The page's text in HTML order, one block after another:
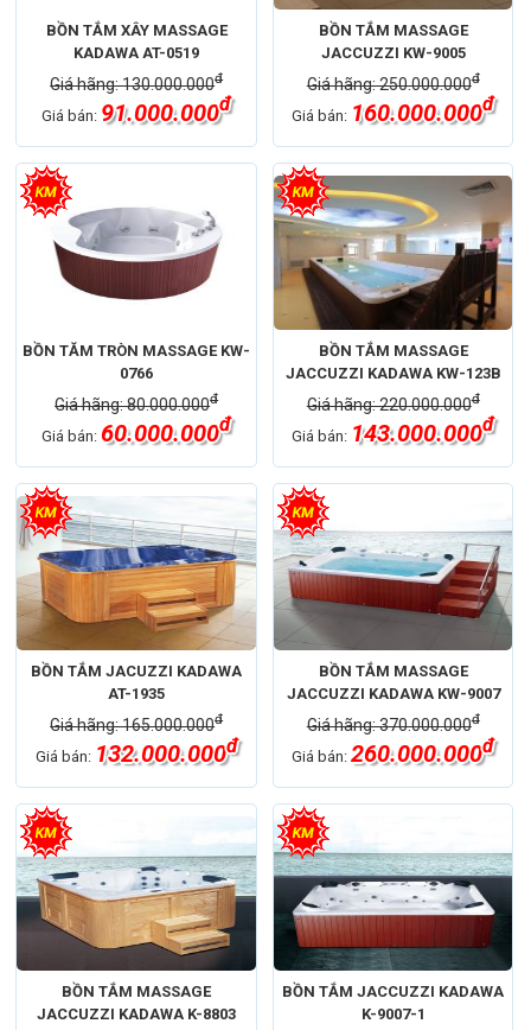
BỒN TẮM XÂY MASSAGE
KADAWA AT-0519
Giá hãng: 130.000.000đ
Giá bán: 91.000.000đ
BỒN TẮM MASSAGE
JACCUZZI KW-9005
Giá hãng: 250.000.000đ
Giá bán: 160.000.000đ
BỒN TĂM TRÒN MASSAGE KW-
0766
Giá hãng: 80.000.000đ
Giá bán:60.000.000đ
BỒN TẮM MASSAGE
JACCUZZI KADAWA KW-123B
Giá hãng: 220.000.000đ
Giá bán: 143.000.000đ
BỒN TẮM JACUZZI KADAWA
AT-1935
Giá hãng: 165.000.000đ
Giá bán: 132.000.000đ
BỒN TẮM MASSAGE
JACCUZZI KADAWA KW-9007
Giá hãng: 370.000.000đ
Giá bán:260.000.000đ
BỒN TẮM MASSAGE
JACCUZZI KADAWA K-8803
BỒN TẮM JACCUZZI KADAWA
K-9007-1